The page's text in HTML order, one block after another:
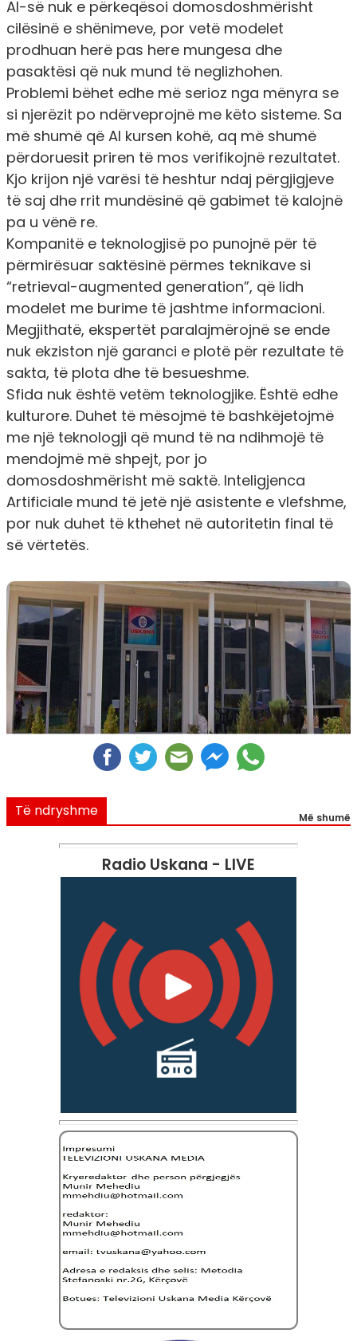
AI-së nuk e përkeqësoi domosdoshmërisht
cilësinë e shënimeve, por vetë modelet
prodhuan herë pas here mungesa dhe
pasaktësi që nuk mund të neglizhohen.
Problemi bëhet edhe më serioz nga mënyra se
si njerëzit po ndërveprojnë me këto sisteme. Sa
më shumë që AI kursen kohë, aq më shumë
përdoruesit priren të mos verifikojnë rezultatet.
Kjo krijon një varësi të heshtur ndaj përgjigjeve
të saj dhe rrit mundësinë që gabimet të kalojnë
pa u vënë re.
Kompanitë e teknologjisë po punojnë për të
përmirësuar saktësinë përmes teknikave si
“retrieval-augmented generation”, që lidh
modelet me burime të jashtme informacioni.
Megjithatë, ekspertët paralajmërojnë se ende
nuk ekziston një garanci e plotë për rezultate të
sakta, të plota dhe të besueshme.
Sfida nuk është vetëm teknologjike. Është edhe
kulturore. Duhet të mësojmë të bashkëjetojmë
me një teknologji që mund të na ndihmojë të
mendojmë më shpejt, por jo
domosdoshmërisht më saktë. Inteligjenca
Artificiale mund të jetë një asistente e vlefshme,
por nuk duhet të kthehet në autoritetin final të
së vërtetës.
Të ndryshme Më shumë
Radio Uskana - LIVE